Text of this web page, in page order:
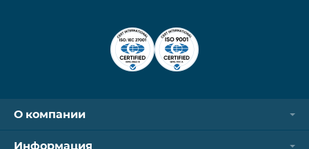
О компании
Информация